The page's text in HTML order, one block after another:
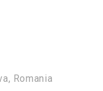
Romania